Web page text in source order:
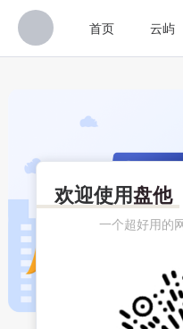
首页 云屿
欢迎使用盘他
一个超好用的